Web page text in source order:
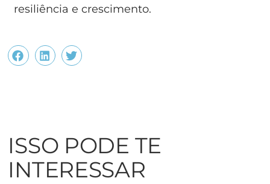
resiliência e crescimento.
ISSO PODE TE
INTERESSAR